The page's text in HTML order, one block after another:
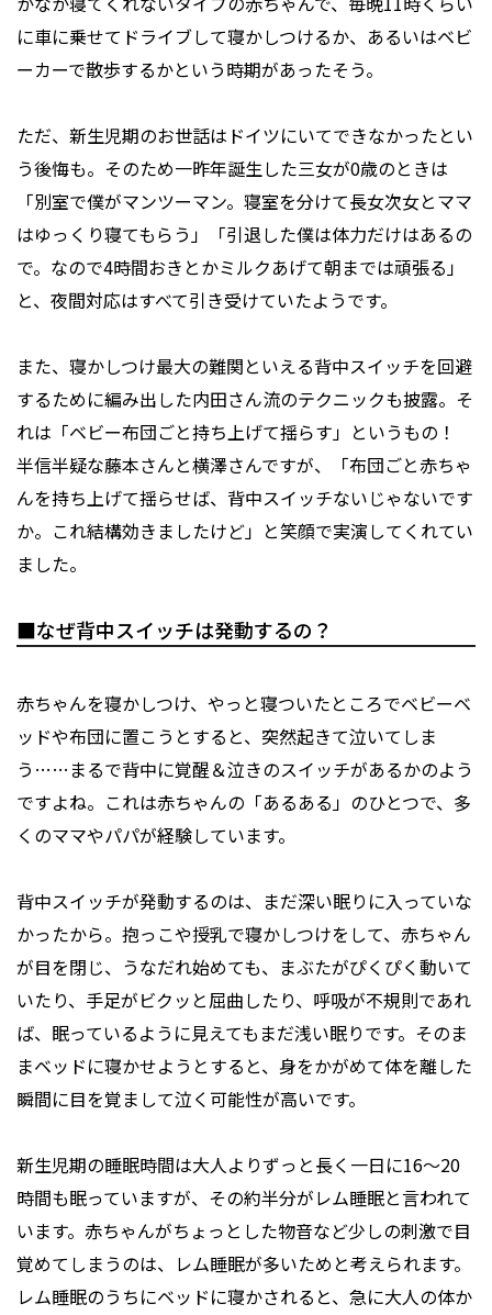
に車に乗せてドライブして寝かしつけるか、あるいはベビ
ーカーで散歩するかという時期があったそう。
ただ、新生児期のお世話はドイツにいてできなかったとい
う後悔も。そのため一昨年誕生した三女が0歳のときは
「別室で僕がマンツーマン。寝室を分けて長女次女とママ
はゆっくり寝てもらう」「引退した僕は体力だけはあるの
で。なので4時間おきとかミルクあげて朝までは頑張る」
と、夜間対応はすべて引き受けていたようです。
また、寝かしつけ最大の難関といえる背中スイッチを回避
するために編み出した内田さん流のテクニックも披露。そ
れは「ベビー布団ごと持ち上げて揺らす」というもの！
半信半疑な藤本さんと横澤さんですが、「布団ごと赤ちゃ
んを持ち上げて揺らせば、背中スイッチないじゃないです
か。これ結構効きましたけど」と笑顔で実演してくれてい
ました。
■なぜ背中スイッチは発動するの？
赤ちゃんを寝かしつけ、やっと寝ついたところでベビーベ
ッドや布団に置こうとすると、突然起きて泣いてしま
う……まるで背中に覚醒＆泣きのスイッチがあるかのよう
ですよね。これは赤ちゃんの「あるある」のひとつで、多
くのママやパパが経験しています。
背中スイッチが発動するのは、まだ深い眠りに入っていな
かったから。抱っこや授乳で寝かしつけをして、赤ちゃん
が目を閉じ、うなだれ始めても、まぶたがぴくぴく動いて
いたり、手足がビクッと屈曲したり、呼吸が不規則であれ
ば、眠っているように見えてもまだ浅い眠りです。そのま
まベッドに寝かせようとすると、身をかがめて体を離した
瞬間に目を覚まして泣く可能性が高いです。
新生児期の睡眠時間は大人よりずっと長く一日に16～20
時間も眠っていますが、その約半分がレム睡眠と言われて
います。赤ちゃんがちょっとした物音など少しの刺激で目
覚めてしまうのは、レム睡眠が多いためと考えられます。
レム睡眠のうちにベッドに寝かされると、急に大人の体か